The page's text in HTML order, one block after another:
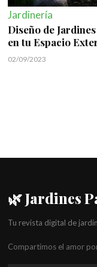
Jardinería
Diseño de
en tu Espacio
02/09/2023
🌿 Jardines
Tu revista digital de
Compartimos el amor